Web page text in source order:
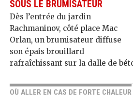
SOUS LE BRUMISATEUR
Dès l’entrée du jardin
Rachmaninov, côté place Mac
Orlan, un brumisateur diffuse
son épais brouillard
rafraîchissant sur la dalle de
OÙ ALLER EN CAS DE FORTE CHALEUR